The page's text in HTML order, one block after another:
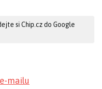
si Chip.cz do Google
mailu